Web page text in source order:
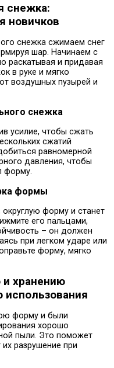
снежка:
новичков
снежка сжимаем снег
шар. Начинаем с
раскатывая и придавая
в руке и мягко
воздушных пузырей и
снежка
усилие, чтобы сжать
сжатий
равномерной
давления, чтобы
форму.
формы
форму и станет
его пальцами,
– он должен
при легком ударе или
форму, мягко
хранению
форму и были
хорошо
пыли. Это поможет
разрушение при